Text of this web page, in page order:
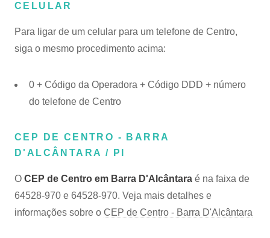
CELULAR
Para ligar de um celular para um telefone de Centro,
siga o mesmo procedimento acima:
0 + Código da Operadora + Código DDD + número
do telefone de Centro
CEP DE CENTRO - BARRA
D'ALCÂNTARA / PI
O CEP de Centro em Barra D'Alcântara é na faixa de
64528-970 e 64528-970. Veja mais detalhes e
informações sobre o CEP de Centro - Barra D'Alcântara